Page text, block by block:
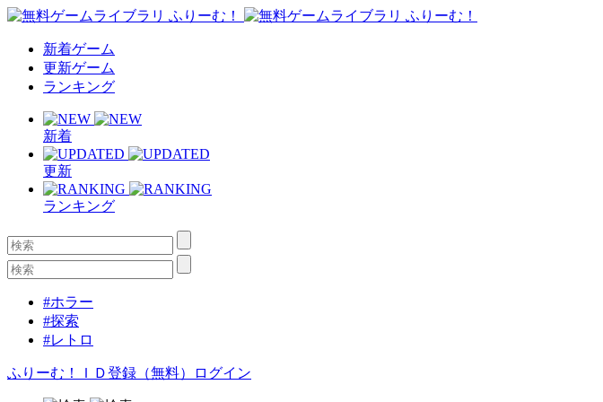
新着ゲーム
更新ゲーム
ランキング
新着
更新
ランキング
#ホラー
#探索
#レトロ
ふりーむ！ＩＤ登録（無料） ログイン